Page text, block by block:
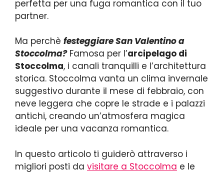
perfetta per una fuga romantica con il tuo
partner.
Ma perchè festeggiare San Valentino a
Stoccolma?Famosa per l’arcipelago di
Stoccolma, i canali tranquilli e l’architettura
storica. Stoccolma vanta un clima invernale
suggestivo durante il mese di febbraio, con
neve leggera che copre le strade e i palazzi
antichi, creando un’atmosfera magica
ideale per una vacanza romantica.
In questo articolo ti guiderò attraverso i
migliori posti da visitare a Stoccolma e le